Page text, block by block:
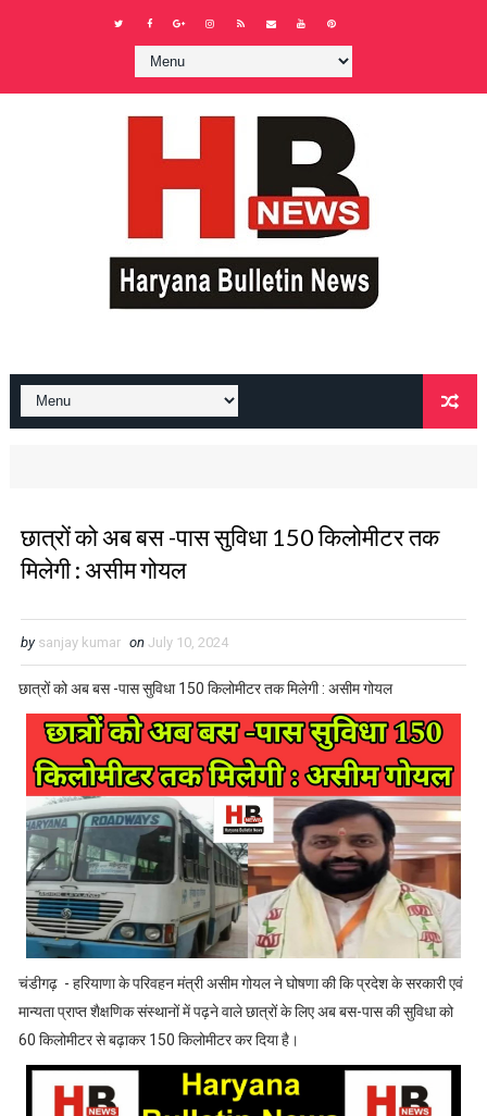
छात्रों को अब बस -पास सुविधा 150 किलोमीटर तक
मिलेगी : असीम गोयल
by sanjay kumar on July 10, 2024
छात्रों को अब बस -पास सुविधा 150 किलोमीटर तक मिलेगी : असीम गोयल
चंडीगढ़ - हरियाणा के परिवहन मंत्री असीम गोयल ने घोषणा की कि प्रदेश के सरकारी एवं
मान्यता प्राप्त शैक्षणिक संस्थानों में पढ़ने वाले छात्रों के लिए अब बस-पास की सुविधा को
60 किलोमीटर से बढ़ाकर 150 किलोमीटर कर दिया है।